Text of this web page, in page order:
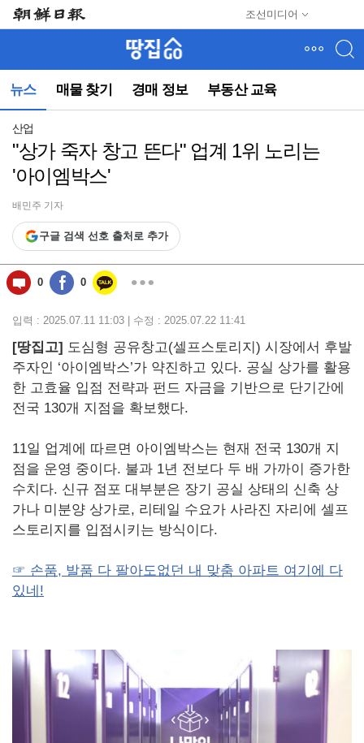
조선미디어
뉴
(컨
동)
뉴스 매물 찾기 경매 정보 부동산 교육
산업
"상가 죽자 창고 뜬다" 업계 1위 노리는
'아이엠박스'
배민주 기자
구글 검색 선호 출처로 추가
0 0
입력 : 2025.07.11 11:03 | 수정 : 2025.07.22 11:41
[땅집고] 도심형 공유창고(셀프스토리지) 시장에서 후발
주자인 ‘아이엠박스’가 약진하고 있다. 공실 상가를 활용
한 고효율 입점 전략과 펀드 자금을 기반으로 단기간에
전국 130개 지점을 확보했다.
11일 업계에 따르면 아이엠박스는 현재 전국 130개 지
점을 운영 중이다. 불과 1년 전보다 두 배 가까이 증가한
수치다. 신규 점포 대부분은 장기 공실 상태의 신축 상
가나 미분양 상가로, 리테일 수요가 사라진 자리에 셀프
스토리지를 입점시키는 방식이다.
☞ 손품, 발품 다 팔아도없던 내 맞춤 아파트 여기에 다
있네!